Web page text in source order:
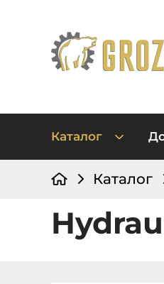
Каталог
Каталог